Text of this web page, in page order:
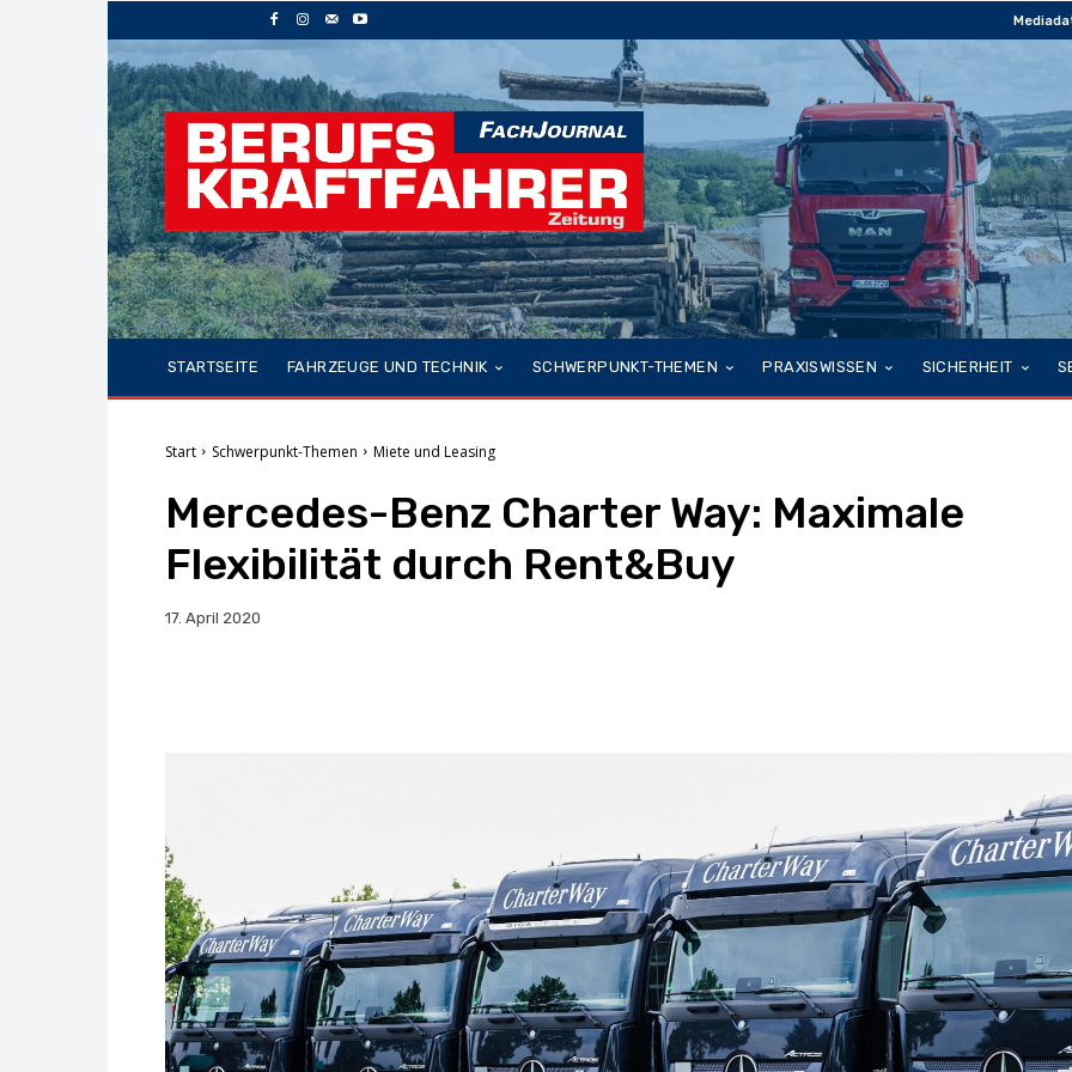
STARTSEITE FAHRZEUGE UND TECHNIK SCHWERPUNKT-THEMEN PRAXISWISSEN SICHERHEIT
Start Schwerpunkt-Themen Miete und Leasing
Mercedes-Benz Charter Way: Maximale
Flexibilität durch Rent&Buy
17. April 2020